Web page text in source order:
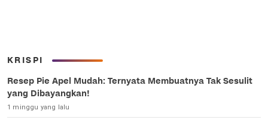
KRISPI
Resep Pie Apel Mudah: Ternyata Membuatnya Tak Sesulit
yang Dibayangkan!
1 minggu yang lalu